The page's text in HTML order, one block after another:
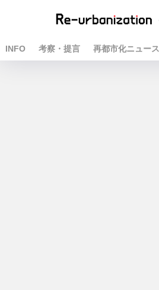
INFO 考察・提言 再都市化ニュース